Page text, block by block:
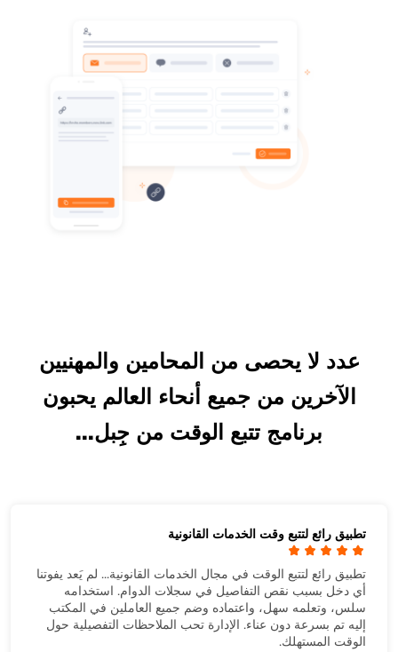
عدد لا يحصى من المحامين والمهنيين
الآخرين من جميع أنحاء العالم يحبون
برنامج تتبع الوقت من جِبل...
تطبيق رائع لتتبع وقت الخدمات القانونية
تطبيق رائع لتتبع الوقت في مجال الخدمات القانونية... لم يَعد يفوتنا
أي دخل بسبب نقص التفاصيل في سجلات الدوام. استخدامه
سلس، وتعلمه سهل، واعتماده وضم جميع العاملين في المكتب
إليه تم بسرعة دون عناء. الإدارة تحب الملاحظات التفصيلية حول
الوقت المستهلك.